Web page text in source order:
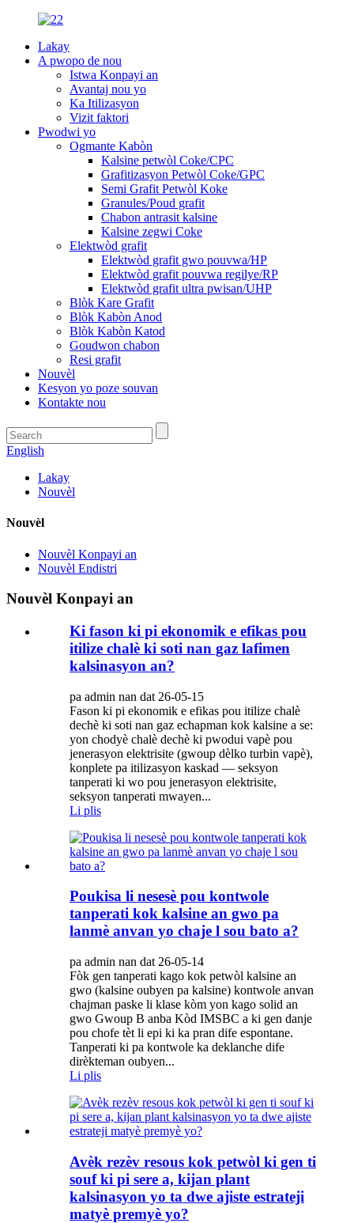
Lakay
A pwopo de nou
Istwa Konpayi an
Avantaj nou yo
Ka Itilizasyon
Vizit faktori
Pwodwi yo
Ogmante Kabòn
Kalsine petwòl Coke/CPC
Grafitizasyon Petwòl Coke/GPC
Semi Grafit Petwòl Koke
Granules/Poud grafit
Chabon antrasit kalsine
Kalsine zegwi Coke
Elektwòd grafit
Elektwòd grafit gwo pouvwa/HP
Elektwòd grafit pouvwa regilye/RP
Elektwòd grafit ultra pwisan/UHP
Blòk Kare Grafit
Blòk Kabòn Anod
Blòk Kabòn Katod
Goudwon ​​chabon
Resi grafit
Nouvèl
Kesyon yo poze souvan
Kontakte nou
English
Lakay
Nouvèl
Nouvèl
Nouvèl Konpayi an
Nouvèl Endistri
Nouvèl Konpayi an
Ki fason ki pi ekonomik e efikas pou
itilize chalè ki soti nan gaz lafimen
kalsinasyon an?
pa admin nan dat 26-05-15
Fason ki pi ekonomik e efikas pou itilize chalè
dechè ki soti nan gaz echapman kok kalsine a se:
yon chodyè chalè dechè ki pwodui vapè pou
jenerasyon elektrisite (gwoup dèlko turbin vapè),
konplete pa itilizasyon kaskad — seksyon
tanperati ki wo pou jenerasyon elektrisite,
seksyon tanperati mwayen...
Li plis
Poukisa li nesesè pou kontwole
tanperati kok kalsine an gwo pa
lanmè anvan yo chaje l sou bato a?
pa admin nan dat 26-05-14
Fòk gen tanperati kago kok petwòl kalsine an
gwo (kalsine oubyen pa kalsine) kontwole anvan
chajman paske li klase kòm yon kago solid an
gwo Gwoup B anba Kòd IMSBC a ki gen danje
pou chofe tèt li epi ki ka pran dife espontane.
Tanperati ki pa kontwole ka deklanche dife
dirèkteman oubyen...
Li plis
Avèk rezèv resous kok petwòl ki gen ti
souf ki pi sere a, kijan plant
kalsinasyon yo ta dwe ajiste estrateji
matyè premyè yo?